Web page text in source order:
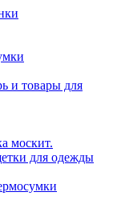
и товары для
москит.
для одежды